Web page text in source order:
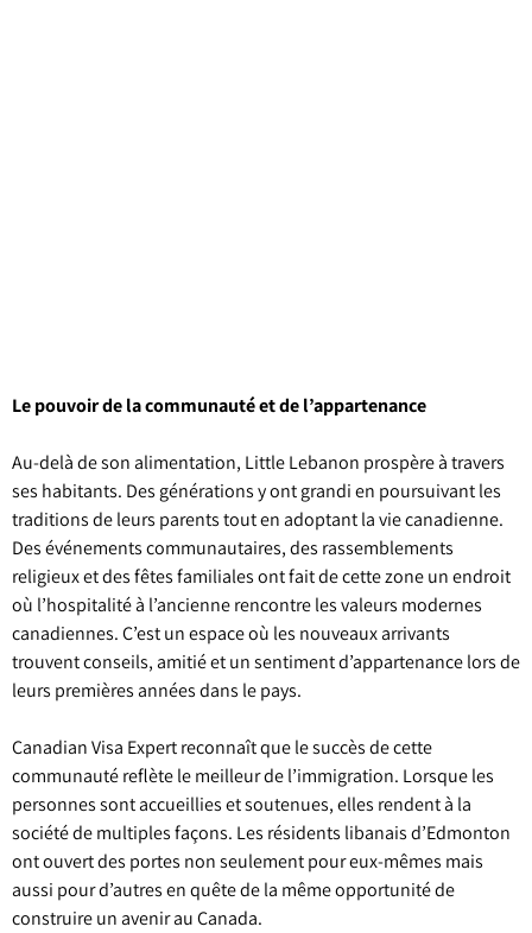
Le pouvoir de la communauté et de l’appartenance
Au-delà de son alimentation, Little Lebanon prospère à travers
ses habitants. Des générations y ont grandi en poursuivant les
traditions de leurs parents tout en adoptant la vie canadienne.
Des événements communautaires, des rassemblements
religieux et des fêtes familiales ont fait de cette zone un endroit
où l’hospitalité à l’ancienne rencontre les valeurs modernes
canadiennes. C’est un espace où les nouveaux arrivants
trouvent conseils, amitié et un sentiment d’appartenance lors de
leurs premières années dans le pays.
Canadian Visa Expert reconnaît que le succès de cette
communauté reflète le meilleur de l’immigration. Lorsque les
personnes sont accueillies et soutenues, elles rendent à la
société de multiples façons. Les résidents libanais d’Edmonton
ont ouvert des portes non seulement pour eux-mêmes mais
aussi pour d’autres en quête de la même opportunité de
construire un avenir au Canada.